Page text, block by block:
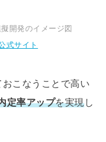
式サイト
こなうことで高い
定率アップを実現し